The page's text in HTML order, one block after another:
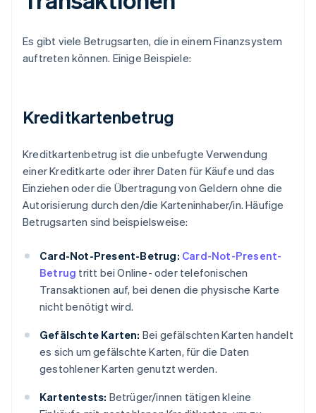
Es gibt viele Betrugsarten, die in einem Finanzsystem
auftreten können. Einige Beispiele:
Kreditkartenbetrug
Kreditkartenbetrug ist die unbefugte Verwendung
einer Kreditkarte oder ihrer Daten für Käufe und das
Einziehen oder die Übertragung von Geldern ohne die
Autorisierung durch den/die Karteninhaber/in. Häufige
Betrugsarten sind beispielsweise:
Card-Not-Present-Betrug: Card-Not-Present-
Betrug tritt bei Online- oder telefonischen
Transaktionen auf, bei denen die physische Karte
nicht benötigt wird.
Gefälschte Karten: Bei gefälschten Karten handelt
es sich um gefälschte Karten, für die Daten
gestohlener Karten genutzt werden.
Kartentests: Betrüger/innen tätigen kleine